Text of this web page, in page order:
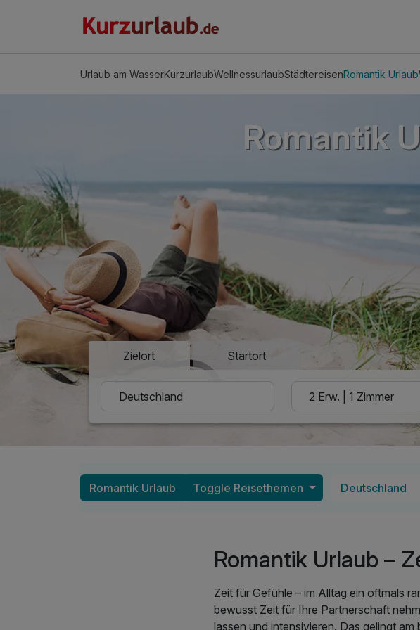
Urlaub am WasserKurzurlaubWellnessurlaubStädtereisenRomantik Urlaub
Romantik
Zielort Startort
Romantik Urlaub Toggle Reisethemen Deutschland
Romantik Urlaub –
Zeit für Gefühle – im Alltag ein oftmals
bewusst Zeit für Ihre Partnerschaft
lassen und intensivieren. Das gelingt